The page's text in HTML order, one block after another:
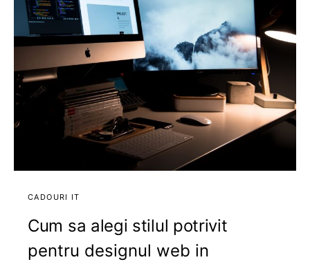
CADOURI IT
Cum sa alegi stilul potrivit
pentru designul web in